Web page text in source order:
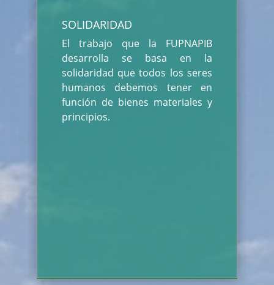
SOLIDARIDAD
El trabajo que la FUPNAPIB
desarrolla se basa en la
solidaridad que todos los seres
humanos debemos tener en
función de bienes materiales y
principios.